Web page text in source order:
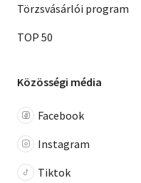
Törzsvásárlói program
TOP 50
Közösségi média
Facebook
Instagram
Tiktok